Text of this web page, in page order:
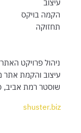
עיצוב
הקמה בויקס
תחזוקה
ניהול פרויקט
עיצוב והקמת אתר
שוסטר רמת אביב,
shuster.biz